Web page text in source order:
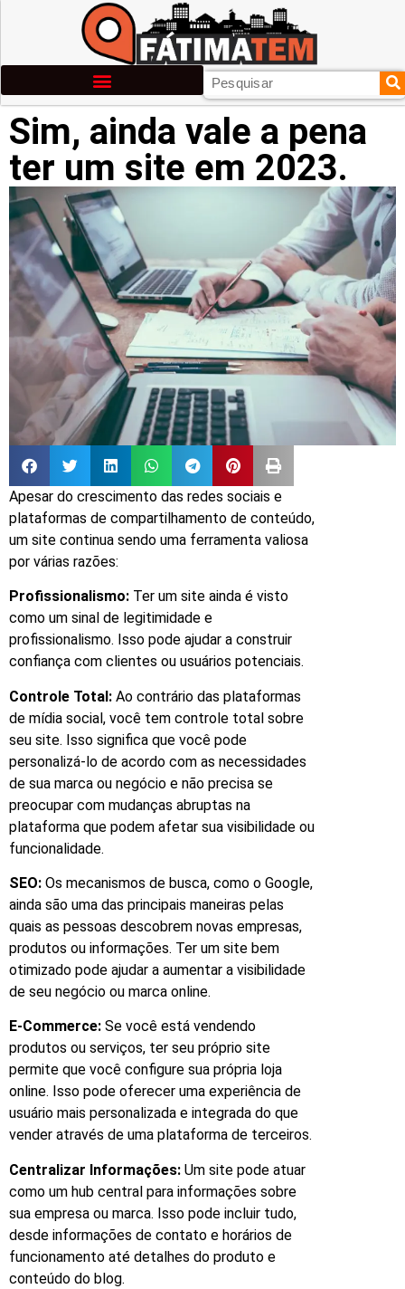
Sim, ainda vale a pena
ter um site em 2023.
Apesar do crescimento das redes sociais e
plataformas de compartilhamento de conteúdo,
um site continua sendo uma ferramenta valiosa
por várias razões:
Profissionalismo: Ter um site ainda é visto
como um sinal de legitimidade e
profissionalismo. Isso pode ajudar a construir
confiança com clientes ou usuários potenciais.
Controle Total: Ao contrário das plataformas
de mídia social, você tem controle total sobre
seu site. Isso significa que você pode
personalizá-lo de acordo com as necessidades
de sua marca ou negócio e não precisa se
preocupar com mudanças abruptas na
plataforma que podem afetar sua visibilidade ou
funcionalidade.
SEO: Os mecanismos de busca, como o Google,
ainda são uma das principais maneiras pelas
quais as pessoas descobrem novas empresas,
produtos ou informações. Ter um site bem
otimizado pode ajudar a aumentar a visibilidade
de seu negócio ou marca online.
E-Commerce: Se você está vendendo
produtos ou serviços, ter seu próprio site
permite que você configure sua própria loja
online. Isso pode oferecer uma experiência de
usuário mais personalizada e integrada do que
vender através de uma plataforma de terceiros.
Centralizar Informações: Um site pode atuar
como um hub central para informações sobre
sua empresa ou marca. Isso pode incluir tudo,
desde informações de contato e horários de
funcionamento até detalhes do produto e
conteúdo do blog.